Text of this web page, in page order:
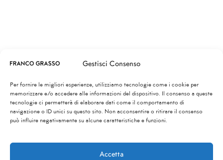
Gestisci Consenso
Per fornire le migliori esperienze, utilizziamo tecnologie come i cookie per
memorizzare e/o accedere alle informazioni del dispositivo. Il consenso a queste
tecnologie ci permetterà di elaborare dati come il comportamento di
navigazione o ID unici su questo sito. Non acconsentire o ritirare il consenso
può influire negativamente su alcune caratteristiche e funzioni.
Accetta